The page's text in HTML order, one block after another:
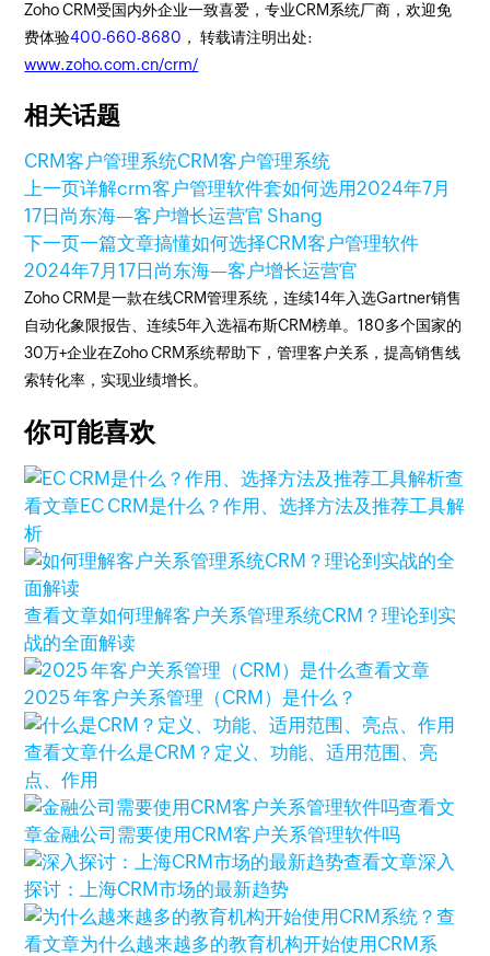
Zoho CRM受国内外企业一致喜爱，专业CRM系统厂商，欢迎免
费体验400-660-8680 ， 转载请注明出处:
www.zoho.com.cn/crm/
相关话题
CRM客户管理系统CRM客户管理系统
上一页详解crm客户管理软件套如何选用2024年7月
17日 尚东海—客户增长运营官 Shang
下一页一篇文章搞懂如何选择CRM客户管理软件
2024年7月17日 尚东海—客户增长运营官
Zoho CRM是一款在线CRM管理系统，连续14年入选Gartner销售
自动化象限报告、连续5年入选福布斯CRM榜单。180多个国家的
30万+企业在Zoho CRM系统帮助下，管理客户关系，提高销售线
索转化率，实现业绩增长。
你可能喜欢
查
看文章EC CRM是什么？作用、选择方法及推荐工具解
析
查看文章如何理解客户关系管理系统CRM？理论到实
战的全面解读
查看文章
2025 年客户关系管理（CRM）是什么？
查看文章什么是CRM？定义、功能、适用范围、亮
点、作用
查看文
章金融公司需要使用CRM客户关系管理软件吗
查看文章深入
探讨：上海CRM市场的最新趋势
查
看文章为什么越来越多的教育机构开始使用CRM系